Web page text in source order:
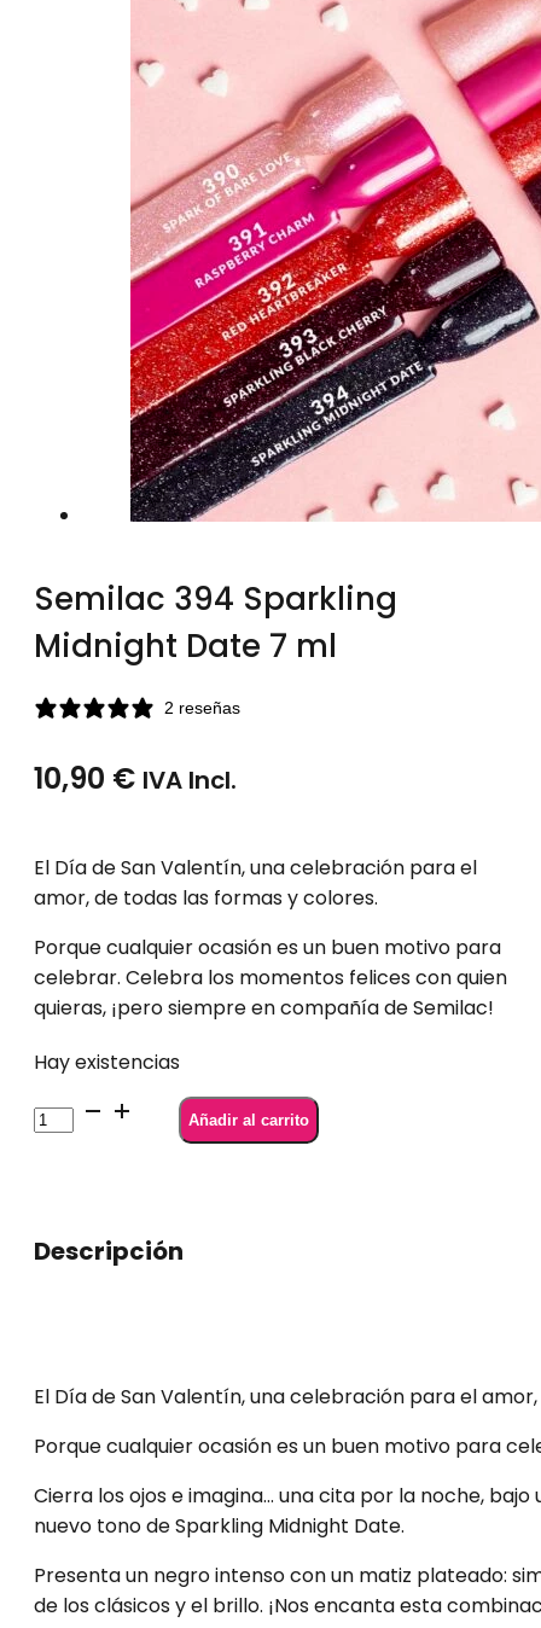
Semilac 394 Sparkling
Midnight Date 7 ml
2 reseñas
10,90 € IVA Incl.
El Día de San Valentín, una celebración para el
amor, de todas las formas y colores.
Porque cualquier ocasión es un buen motivo para
celebrar. Celebra los momentos felices con quien
quieras, ¡pero siempre en compañía de Semilac!
Hay existencias
Semilac
394
7
Añadir al carrito
Descripción
El Día de San Valentín, una celebración para el
Porque cualquier ocasión es un buen motivo para
Cierra los ojos e imagina… una cita por la noche,
nuevo tono de Sparkling Midnight Date.
Presenta un negro intenso con un matiz plateado:
de los clásicos y el brillo. ¡Nos encanta esta